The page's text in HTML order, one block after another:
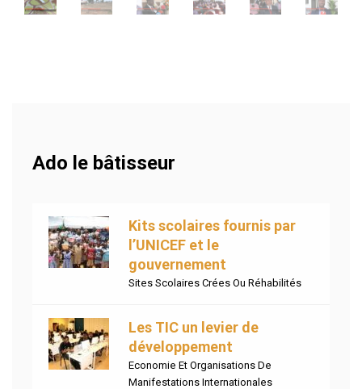
Ado le bâtisseur
Kits scolaires fournis par
l’UNICEF et le
gouvernement
Sites Scolaires Crées Ou Réhabilités
Les TIC un levier de
développement
Economie Et Organisations De
Manifestations Internationales